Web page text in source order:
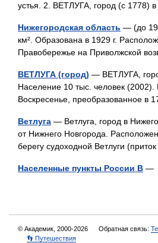
устья. 2. ВЕТЛУГА, город (с 1778)
Нижегородская область — (до
км². Образована в 1929 г.
Правобережье на Приволжской
ВЕТЛУГА (город) — ВЕТЛУГА,
Население 10 тыс. человек
Воскресенье, преобразованное в
Ветлуга — Ветлуга, город в
от Нижнего Новгорода.
берегу судоходной Ветлуги
Населенные пункты России В —
© Академик, 2000-2026 Обратная связь:
👣 Путешествия